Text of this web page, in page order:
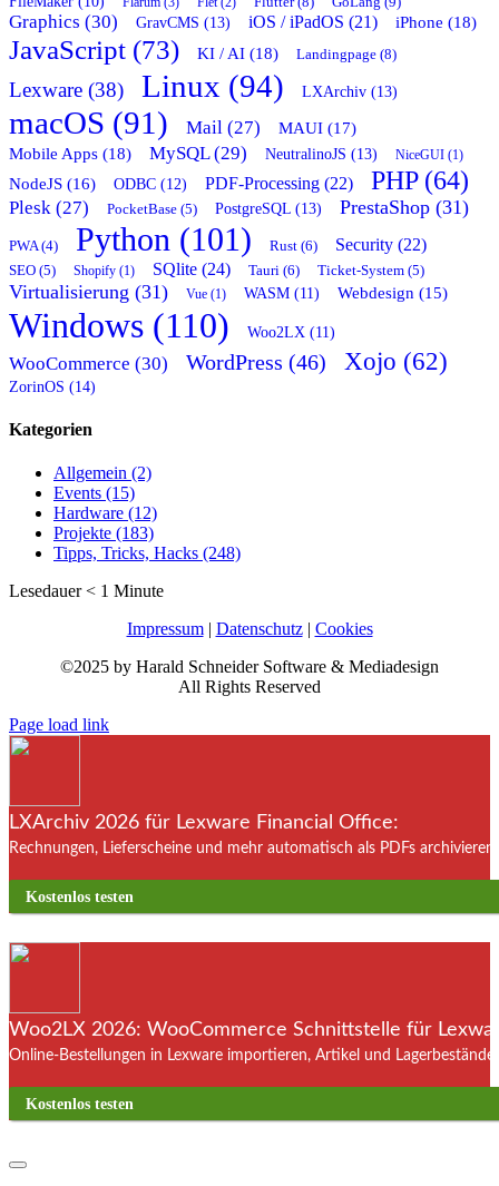
Graphics (30) GravCMS (13) iOS / iPadOS (21) iPhone (18)
JavaScript (73) KI / AI (18) Landingpage (8)
Lexware (38) Linux (94) LXArchiv (13)
macOS (91) Mail (27)
MAUI (17)
Mobile Apps (18)
MySQL (29) NeutralinoJS (13) NiceGUI (1)
NodeJS (16) ODBC (12) PDF-Processing (22) PHP (64)
Plesk (27) PocketBase (5) PostgreSQL (13) PrestaShop (31)
PWA (4) Python (101) Rust (6) Security (22)
SEO (5) Shopify (1) SQlite (24) Tauri (6) Ticket-System (5)
Virtualisierung (31) Vue (1) WASM (11) Webdesign (15)
Windows (110) Woo2LX (11)
WooCommerce (30) WordPress (46) Xojo (62)
ZorinOS (14)
Kategorien
Allgemein (2)
Events (15)
Hardware (12)
Projekte (183)
Tipps, Tricks, Hacks (248)
Lesedauer < 1 Minute
Impressum| Datenschutz| Cookies
©2025 by Harald Schneider Software & Mediadesign
All Rights Reserved
Page load link
LXArchiv 2026 für Lexware Financial Office:
Rechnungen, Lieferscheine und mehr automatisch als PDFs
Kostenlos testen
Woo2LX 2026: WooCommerce Schnittstelle für
Online-Bestellungen in Lexware importieren, Artikel und
Kostenlos testen